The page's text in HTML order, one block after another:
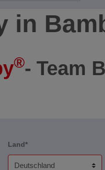
in
®- Team
Land*